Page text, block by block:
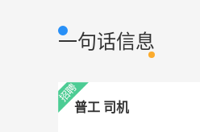
一句话信息
普工 司机